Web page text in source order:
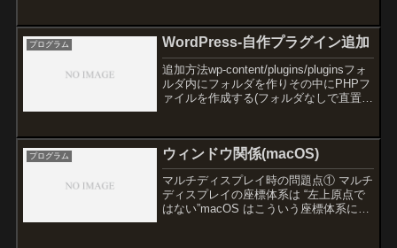
で...
プログラム WordPress-自作プラグイン追加
追加方法wp-content/plugins/pluginsフォ
ルダ内にフォルダを作りその中にPHPフ
ァイルを作成する(フォルダなしで直置き
だけでプラグインと...
プログラム ウィンドウ関係(macOS)
マルチディスプレイ時の問題点① マルチ
ディスプレイの座標体系は “左上原点で
はない”macOS はこういう座標体系にな